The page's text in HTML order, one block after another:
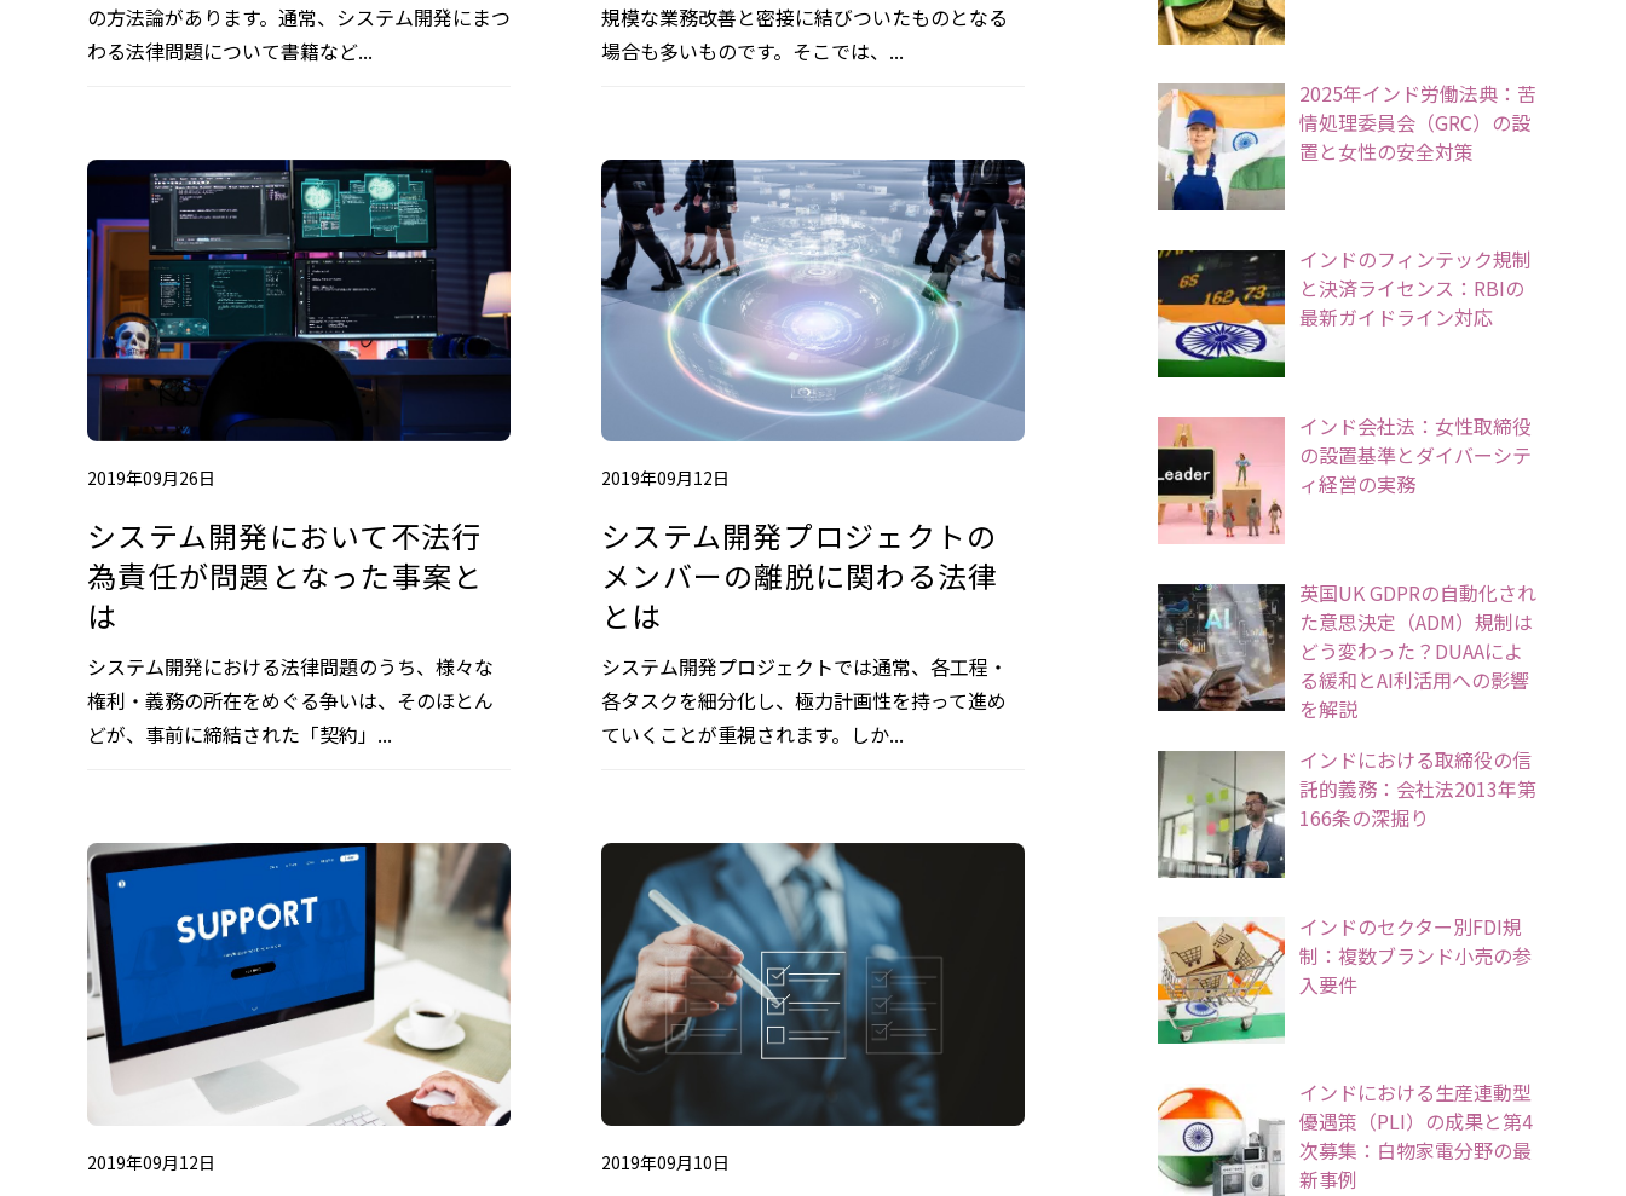
の方法論があります。通常、システム開発にまつ
わる法律問題について書籍など...
規模な業務改善と密接に結びついたものとなる
場合も多いものです。そこでは、...
2019年09月26日
システム開発において不法行
為責任が問題となった事案と
は
システム開発における法律問題のうち、様々な
権利・義務の所在をめぐる争いは、そのほとん
どが、事前に締結された「契約」...
2019年09月12日
システム開発プロジェクトの
メンバーの離脱に関わる法律
とは
システム開発プロジェクトでは通常、各工程・
各タスクを細分化し、極力計画性を持って進め
ていくことが重視されます。しか...
2019年09月12日 2019年09月10日
2025年インド労働法典：苦
情処理委員会（GRC）の設
置と女性の安全対策
インドのフィンテック規制
と決済ライセンス：RBIの
最新ガイドライン対応
インド会社法：女性取締役
の設置基準とダイバーシテ
ィ経営の実務
英国UK GDPRの自動化され
た意思決定（ADM）規制は
どう変わった？DUAAによ
る緩和とAI利活用への影響
を解説
インドにおける取締役の信
託的義務：会社法2013年第
166条の深掘り
インドのセクター別FDI規
制：複数ブランド小売の参
入要件
インドにおける生産連動型
優遇策（PLI）の成果と第4
次募集：白物家電分野の最
新事例